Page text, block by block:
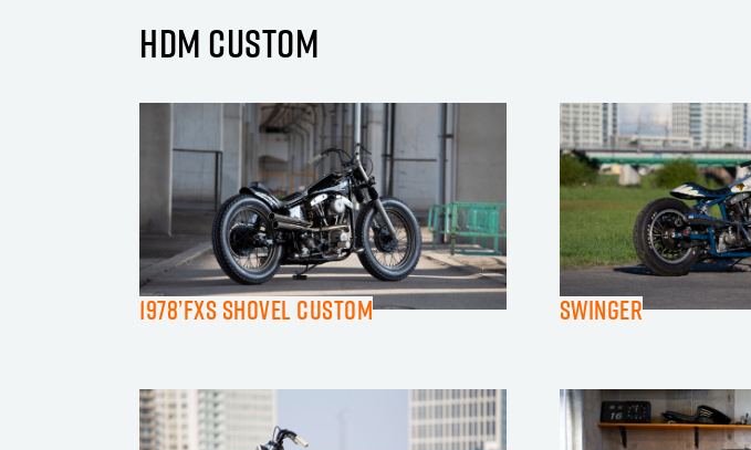
HDM CUSTOM
1978’FXS SHOVEL CUSTOM Swinger